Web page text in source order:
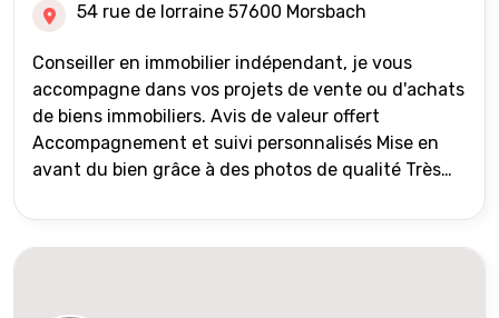
54 rue de lorraine 57600 Morsbach
Conseiller en immobilier indépendant, je vous
accompagne dans vos projets de vente ou d'achats
de biens immobiliers. Avis de valeur offert
Accompagnement et suivi personnalisés Mise en
avant du bien grâce à des photos de qualité Très
international) Validation du financement des
acquéreurs auprès de partenaires financiers